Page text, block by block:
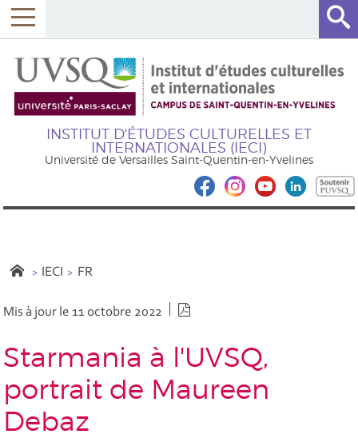
INSTITUT D'ÉTUDES CULTURELLES ET
INTERNATIONALES (IECI)
Université de Versailles Saint-Quentin-en-Yvelines
IECI FR
Mis à jour le 11 octobre 2022
Starmania à l'UVSQ,
portrait de Maureen
Debaz